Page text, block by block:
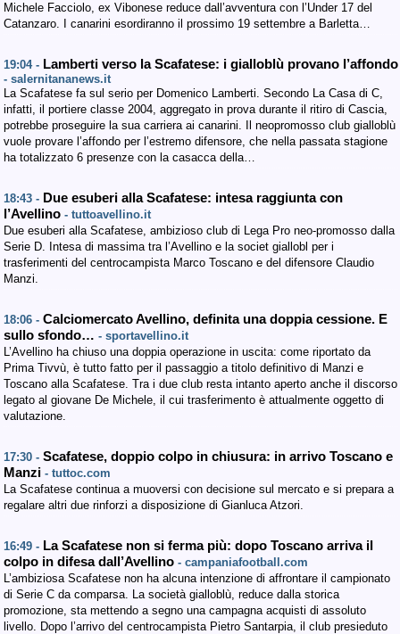
Michele Facciolo, ex Vibonese reduce dall’avventura con l’Under 17 del
Catanzaro. I canarini esordiranno il prossimo 19 settembre a Barletta…
19:04 - Lamberti verso la Scafatese: i gialloblù provano l’affondo
- salernitananews.it
La Scafatese fa sul serio per Domenico Lamberti. Secondo La Casa di C,
infatti, il portiere classe 2004, aggregato in prova durante il ritiro di Cascia,
potrebbe proseguire la sua carriera ai canarini. Il neopromosso club gialloblù
vuole provare l’affondo per l’estremo difensore, che nella passata stagione
ha totalizzato 6 presenze con la casacca della…
18:43 - Due esuberi alla Scafatese: intesa raggiunta con
l’Avellino - tuttoavellino.it
Due esuberi alla Scafatese, ambizioso club di Lega Pro neo-promosso dalla
Serie D. Intesa di massima tra l’Avellino e la societ giallobl per i
trasferimenti del centrocampista Marco Toscano e del difensore Claudio
Manzi.
18:06 - Calciomercato Avellino, definita una doppia cessione. E
sullo sfondo… - sportavellino.it
L’Avellino ha chiuso una doppia operazione in uscita: come riportato da
Prima Tivvù, è tutto fatto per il passaggio a titolo definitivo di Manzi e
Toscano alla Scafatese. Tra i due club resta intanto aperto anche il discorso
legato al giovane De Michele, il cui trasferimento è attualmente oggetto di
valutazione.
17:30 - Scafatese, doppio colpo in chiusura: in arrivo Toscano e
Manzi - tuttoc.com
La Scafatese continua a muoversi con decisione sul mercato e si prepara a
regalare altri due rinforzi a disposizione di Gianluca Atzori.
16:49 - La Scafatese non si ferma più: dopo Toscano arriva il
colpo in difesa dall’Avellino - campaniafootball.com
L’ambiziosa Scafatese non ha alcuna intenzione di affrontare il campionato
di Serie C da comparsa. La società gialloblù, reduce dalla storica
promozione, sta mettendo a segno una campagna acquisti di assoluto
livello. Dopo l’arrivo del centrocampista Pietro Santarpia, il club presieduto